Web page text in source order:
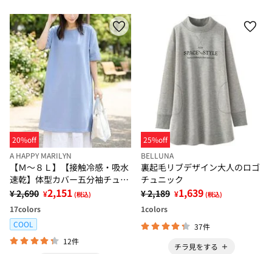
20%off
A HAPPY MARILYN
【Ｍ～８Ｌ】【接触冷感・吸水
速乾】体型カバー五分袖チュニ
ック【ハッピーさらりん】
¥ 2,690 ¥2,151 (税込)
17colors
COOL
12件
25%off
BELLUNA
裏起毛リブデザイン大人のロゴ
チュニック
¥ 2,189 ¥1,639 (税込)
1colors
37件
チラ見をする